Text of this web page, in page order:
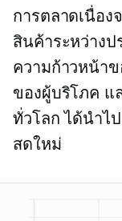
การตลาดเนื่อง
สินค้าระหว่างป
ความก้าวหน้า
ของผู้บริโภค แ
ทั่วโลก ได้นำไ
สดใหม่